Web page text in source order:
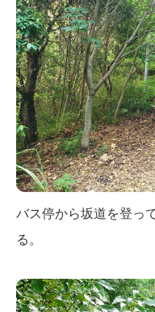
バス停から坂道を登っ
る。